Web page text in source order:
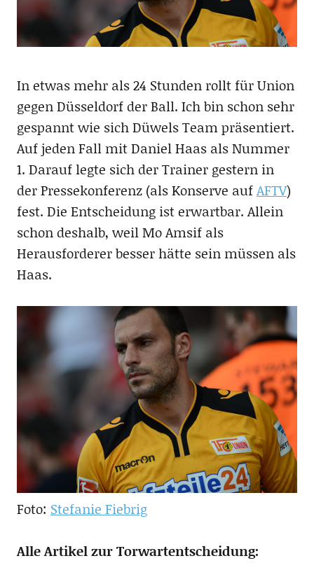
In etwas mehr als 24 Stunden rollt für Union
gegen Düsseldorf der Ball. Ich bin schon sehr
gespannt wie sich Düwels Team präsentiert.
Auf jeden Fall mit Daniel Haas als Nummer
1. Darauf legte sich der Trainer gestern in
der Pressekonferenz (als Konserve aufAFTV)
fest. Die Entscheidung ist erwartbar. Allein
schon deshalb, weil Mo Amsif als
Herausforderer besser hätte sein müssen als
Haas.
Foto: Stefanie Fiebrig
Alle Artikel zur Torwartentscheidung: